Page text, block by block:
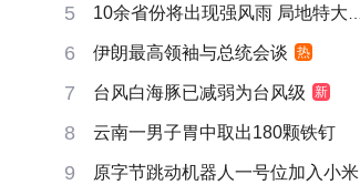
5 10余省份将出现强风雨 局地特大暴雨
6 伊朗最高领袖与总统会谈 热
7 台风白海豚已减弱为台风级 新
8 云南一男子胃中取出180颗铁钉
9 原字节跳动机器人一号位加入小米